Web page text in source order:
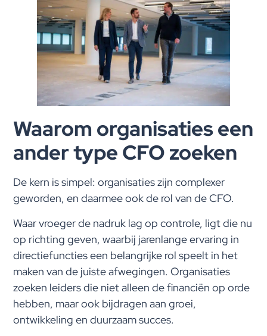
Waarom organisaties een
ander type CFO zoeken
De kern is simpel: organisaties zijn complexer
geworden, en daarmee ook de rol van de CFO.
Waar vroeger de nadruk lag op controle, ligt die nu
op richting geven, waarbij jarenlange ervaring in
directiefuncties een belangrijke rol speelt in het
maken van de juiste afwegingen. Organisaties
zoeken leiders die niet alleen de financiën op orde
hebben, maar ook bijdragen aan groei,
ontwikkeling en duurzaam succes.